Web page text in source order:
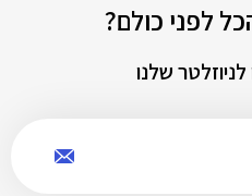
לפני כולם?
שלנו